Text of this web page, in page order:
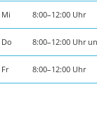
Mi 8:00–12:00 Uhr
Do 8:00–12:00 Uhr
Fr 8:00–12:00 Uhr